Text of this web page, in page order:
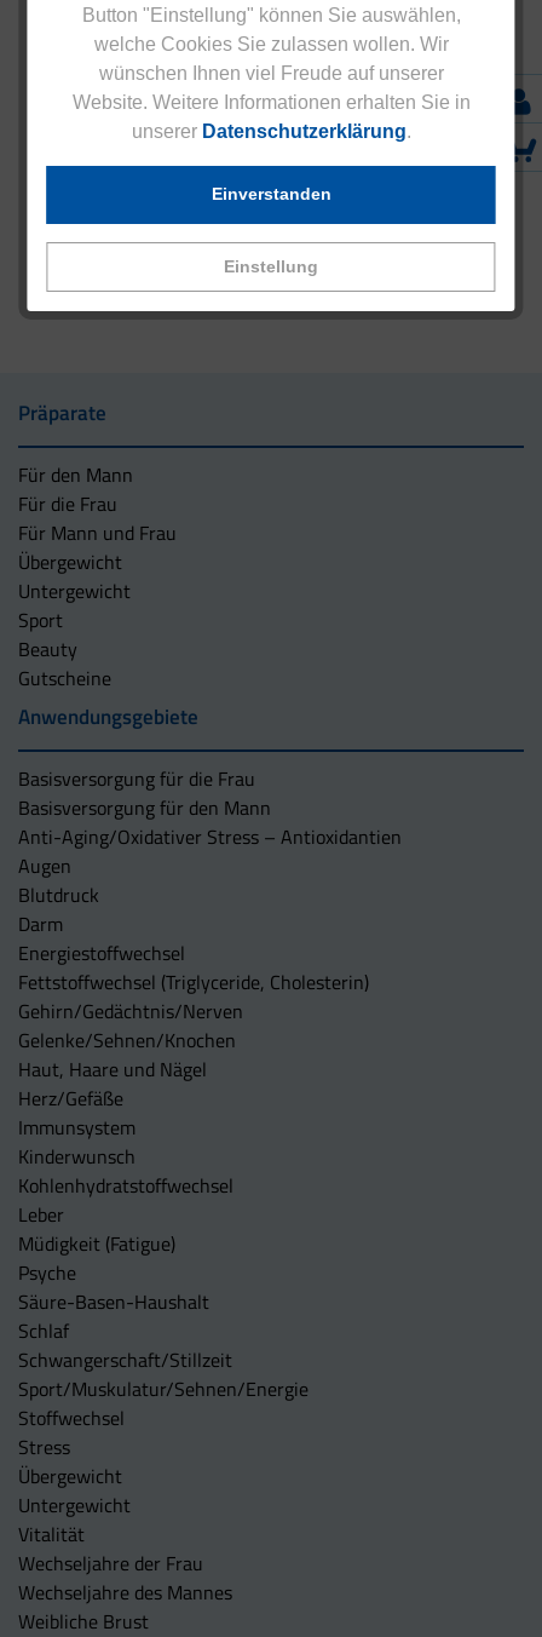
Button "Einstellung" können Sie auswählen,
welche Cookies Sie zulassen wollen. Wir
wünschen Ihnen viel Freude auf unserer
Website. Weitere Informationen erhalten Sie in
unserer Datenschutzerklärung.
Einstellung
Einverstanden
Präparate
Für den Mann
Für die Frau
Für Mann und Frau
Übergewicht
Untergewicht
Sport
Beauty
Gutscheine
Anwendungsgebiete
Basisversorgung für die Frau
Basisversorgung für den Mann
Anti-Aging/Oxidativer Stress – Antioxidantien
Augen
Blutdruck
Darm
Energiestoffwechsel
Fettstoffwechsel (Triglyceride, Cholesterin)
Gehirn/Gedächtnis/Nerven
Gelenke/Sehnen/Knochen
Haut, Haare und Nägel
Herz/Gefäße
Immunsystem
Kinderwunsch
Kohlenhydratstoffwechsel
Leber
Müdigkeit (Fatigue)
Psyche
Säure-Basen-Haushalt
Schlaf
Schwangerschaft/Stillzeit
Sport/Muskulatur/Sehnen/Energie
Stoffwechsel
Stress
Übergewicht
Untergewicht
Vitalität
Wechseljahre der Frau
Wechseljahre des Mannes
Weibliche Brust